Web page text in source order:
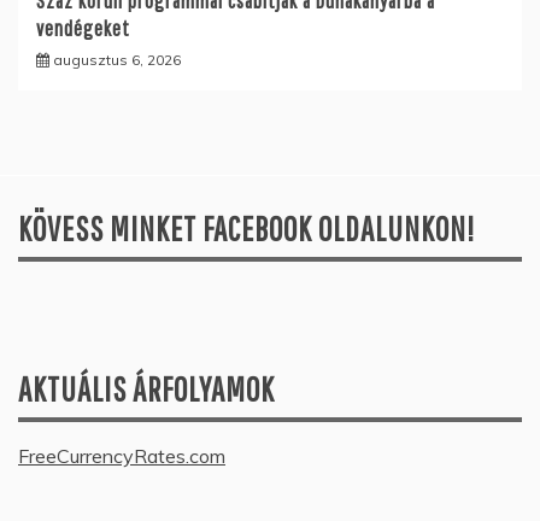
vendégeket
augusztus 6, 2026
KÖVESS MINKET FACEBOOK OLDALUNKON!
AKTUÁLIS ÁRFOLYAMOK
FreeCurrencyRates.com